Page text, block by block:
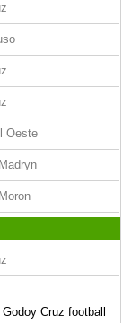
Oeste
Cruz football